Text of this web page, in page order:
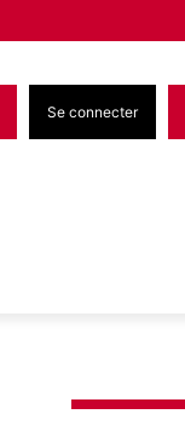
Se connecter